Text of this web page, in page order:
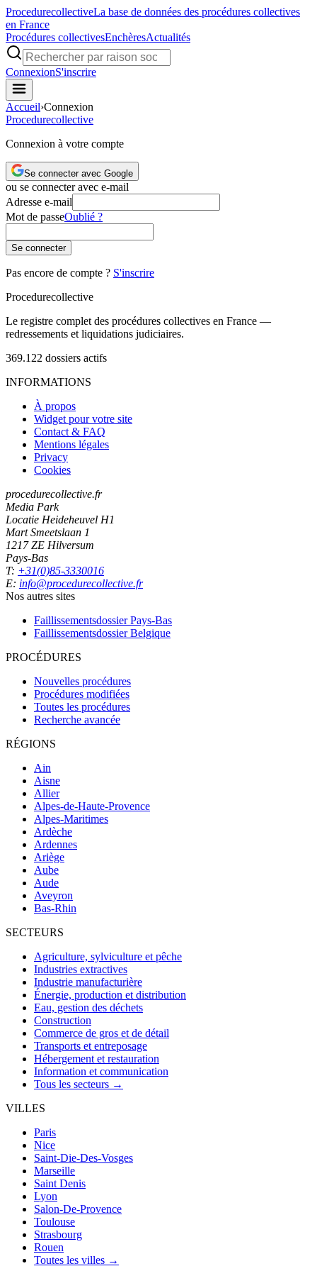
ProcedurecollectiveLa base de données des procédures collectives
en France
Procédures collectivesEnchèresActualités
ConnexionS'inscrire
Accueil›Connexion
Procedurecollective
Connexion à votre compte
Se connecter avec Google
ou se connecter avec e-mail
Adresse e-mail
Mot de passeOublié ?
Se connecter
Pas encore de compte ? S'inscrire
Procedurecollective
Le registre complet des procédures collectives en France —
redressements et liquidations judiciaires.
369.122 dossiers actifs
INFORMATIONS
À propos
Widget pour votre site
Contact & FAQ
Mentions légales
Privacy
Cookies
procedurecollective.fr
Media Park
Locatie Heideheuvel H1
Mart Smeetslaan 1
1217 ZE Hilversum
Pays-Bas
T: +31(0)85-3330016
E: info@procedurecollective.fr
Nos autres sites
Faillissementsdossier Pays-Bas
Faillissementsdossier Belgique
PROCÉDURES
Nouvelles procédures
Procédures modifiées
Toutes les procédures
Recherche avancée
RÉGIONS
Ain
Aisne
Allier
Alpes-de-Haute-Provence
Alpes-Maritimes
Ardèche
Ardennes
Ariège
Aube
Aude
Aveyron
Bas-Rhin
SECTEURS
Agriculture, sylviculture et pêche
Industries extractives
Industrie manufacturière
Énergie, production et distribution
Eau, gestion des déchets
Construction
Commerce de gros et de détail
Transports et entreposage
Hébergement et restauration
Information et communication
Tous les secteurs →
VILLES
Paris
Nice
Saint-Die-Des-Vosges
Marseille
Saint Denis
Lyon
Salon-De-Provence
Toulouse
Strasbourg
Rouen
Toutes les villes →